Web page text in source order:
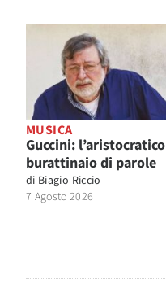
MUSICA
Guccini: l’aristocratico
burattinaio di parole
di Biagio Riccio
7 Agosto 2026